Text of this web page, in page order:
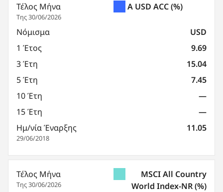
Τέλος Μήνα
Της 30/06/2026
A USD ACC(%)
Νόμισμα
USD
1 Έτος
9.69
3 Έτη
15.04
5 Έτη
7.45
10 Έτη
—
15 Έτη
—
Ημ/νία Έναρξης
29/06/2018
11.05
Τέλος Μήνα
Της 30/06/2026
MSCI All Country
World Index-NR(%)